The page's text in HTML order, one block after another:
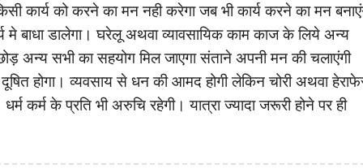
कार्य को करने का मन नही करेगा जब भी कार्य करने का मन
बाधा डालेगा। घरेलू अथवा व्यावसायिक काम काज के लिये अन्य
अन्य सभी का सहयोग मिल जाएगा संताने अपनी मन की चलाएंगी
होगा। व्यवसाय से धन की आमद होगी लेकिन चोरी अथवा
कर्म के प्रति भी अरुचि रहेगी। यात्रा ज्यादा जरूरी होने पर ही